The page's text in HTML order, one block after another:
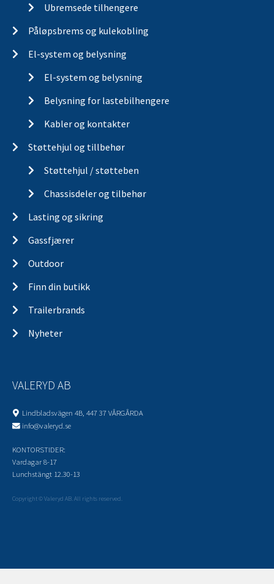
Ubremsede tilhengere
Påløpsbrems og kulekobling
El-system og belysning
El-system og belysning
Belysning for lastebilhengere
Kabler og kontakter
Støttehjul og tillbehør
Støttehjul / støtteben
Chassisdeler og tilbehør
Lasting og sikring
Gassfjærer
Outdoor
Finn din butikk
Trailerbrands
Nyheter
VALERYD AB
Lindbladsvägen 4B, 447 37 VÅRGÅRDA
info@valeryd.se
KONTORSTIDER:
Vardagar 8-17
Lunchstängt 12.30-13
Copyright © Valeryd AB. All rights reserved.